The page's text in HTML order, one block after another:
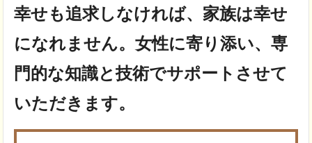
幸せも追求しなければ、家族は幸せ
になれません。女性に寄り添い、専
門的な知識と技術でサポートさせて
いただきます。